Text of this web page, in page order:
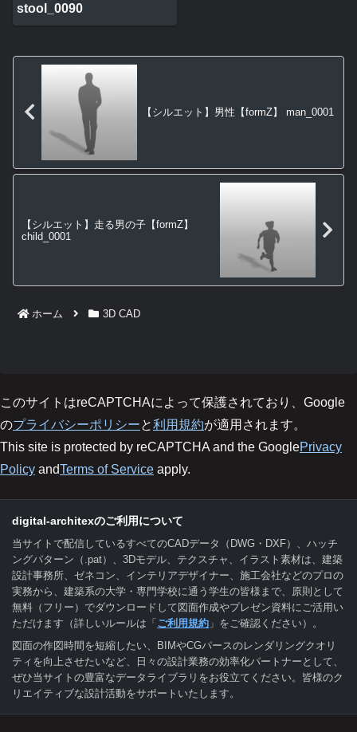
stool_0090
【シルエット】男性【formZ】 man_0001
【シルエット】走る男の子【formZ】
child_0001
ホーム 3D CAD
このサイトはreCAPTCHAによって保護されており、Google
のプライバシーポリシーと利用規約が適用されます。
This site is protected by reCAPTCHA and the GooglePrivacy
Policy andTerms of Service apply.
digital-architexのご利用について
当サイトで配信しているすべてのCADデータ（DWG・DXF）、ハッチ
ングパターン（.pat）、3Dモデル、テクスチャ、イラスト素材は、建築
設計事務所、ゼネコン、インテリアデザイナー、施工会社などのプロの
実務から、建築系の大学・専門学校に通う学生の皆様まで、原則として
無料（フリー）でダウンロードして図面作成やプレゼン資料にご活用い
ただけます（詳しいルールは「ご利用規約 」をご確認ください）。
図面の作図時間を短縮したい、BIMやCGパースのレンダリングクオリ
ティを向上させたいなど、日々の設計業務の効率化パートナーとして、
ぜひ当サイトの豊富なデータライブラリをお役立てください。皆様のク
リエイティブな設計活動をサポートいたします。